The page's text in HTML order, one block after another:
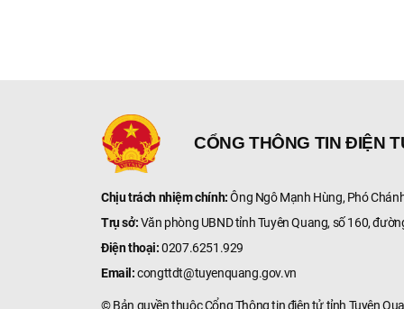
CỔNG THÔNG TIN ĐIỆN
Chịu trách nhiệm chính:Ông Ngô Mạnh Hùng, Phó
Trụ sở:Văn phòng UBND tỉnh Tuyên Quang, số 160,
Điện thoại:0207.6251.929
Email: congttdt@tuyenquang.gov.vn
© Bản quyền thuộc Cổng Thông tin điện tử tỉnh Tuyên